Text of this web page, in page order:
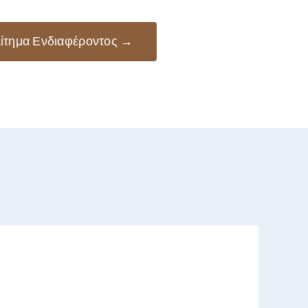
Ενδιαφέροντος →